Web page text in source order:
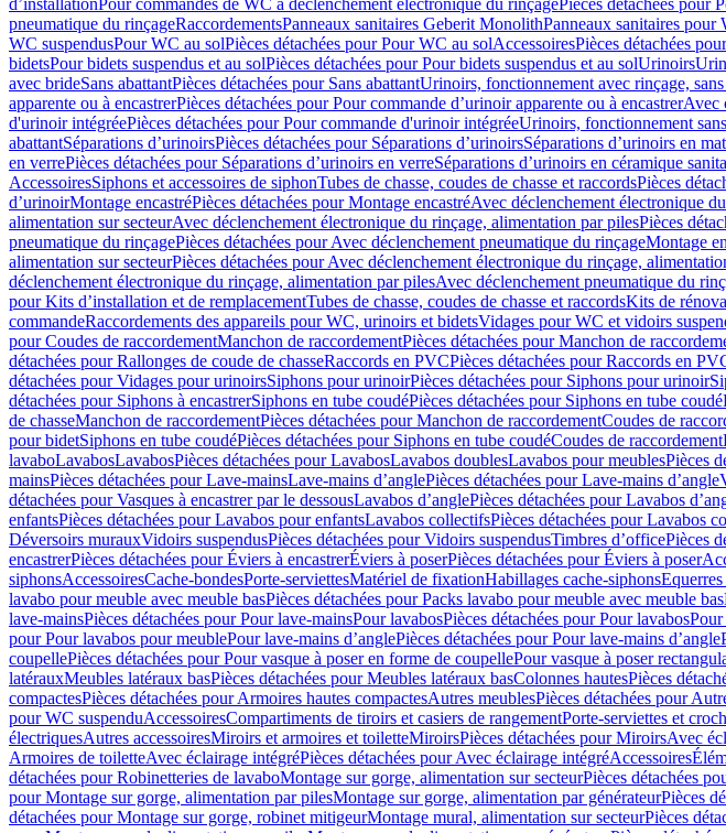
d’installationPour commandes de WC à déclenchement électronique du rinçagePièces détachées pour
pneumatique du rinçageRaccordementsPanneaux sanitaires Geberit MonolithPanneaux sanitaires pour
WC suspendusPour WC au solPièces détachées pour Pour WC au solAccessoiresPièces détachées
bidetsPour bidets suspendus et au solPièces détachées pour Pour bidets suspendus et au solUrinoirs
avec brideSans abattantPièces détachées pour Sans abattantUrinoirs, fonctionnement avec rinçage,
apparente ou à encastrerPièces détachées pour Pour commande d’urinoir apparente ou à encastrerAvec
d'urinoir intégréePièces détachées pour Pour commande d'urinoir intégréeUrinoirs, fonctionnement
abattantSéparations d’urinoirsPièces détachées pour Séparations d’urinoirsSéparations d’urinoirs en
en verrePièces détachées pour Séparations d’urinoirs en verreSéparations d’urinoirs en céramique
AccessoiresSiphons et accessoires de siphonTubes de chasse, coudes de chasse et raccordsPièces
dʼurinoirMontage encastréPièces détachées pour Montage encastréAvec déclenchement électronique
alimentation sur secteurAvec déclenchement électronique du rinçage, alimentation par pilesPièces
pneumatique du rinçagePièces détachées pour Avec déclenchement pneumatique du rinçageMontage
alimentation sur secteurPièces détachées pour Avec déclenchement électronique du rinçage,
déclenchement électronique du rinçage, alimentation par pilesAvec déclenchement pneumatique du
pour Kits d’installation et de remplacementTubes de chasse, coudes de chasse et raccordsKits de
commandeRaccordements des appareils pour WC, urinoirs et bidetsVidages pour WC et vidoirs
pour Coudes de raccordementManchon de raccordementPièces détachées pour Manchon de
détachées pour Rallonges de coude de chasseRaccords en PVCPièces détachées pour Raccords en
détachées pour Vidages pour urinoirsSiphons pour urinoirPièces détachées pour Siphons pour urinoir
détachées pour Siphons à encastrerSiphons en tube coudéPièces détachées pour Siphons en tube coudé
de chasseManchon de raccordementPièces détachées pour Manchon de raccordementCoudes de
pour bidetSiphons en tube coudéPièces détachées pour Siphons en tube coudéCoudes de raccordement
lavaboLavabosLavabosPièces détachées pour LavabosLavabos doublesLavabos pour meublesPièces
mainsPièces détachées pour Lave-mainsLave-mains d’anglePièces détachées pour Lave-mains d’angle
détachées pour Vasques à encastrer par le dessousLavabos d’anglePièces détachées pour Lavabos
enfantsPièces détachées pour Lavabos pour enfantsLavabos collectifsPièces détachées pour Lavabos
Déversoirs murauxVidoirs suspendusPièces détachées pour Vidoirs suspendusTimbres dʼofficePièces
encastrerPièces détachées pour Éviers à encastrerÉviers à poserPièces détachées pour Éviers à poser
siphonsAccessoiresCache-bondesPorte-serviettesMatériel de fixationHabillages cache-siphons
lavabo pour meuble avec meuble basPièces détachées pour Packs lavabo pour meuble avec meuble bas
lave-mainsPièces détachées pour Pour lave-mainsPour lavabosPièces détachées pour Pour lavabosPour
pour Pour lavabos pour meublePour lave-mains d’anglePièces détachées pour Pour lave-mains d’angle
coupellePièces détachées pour Pour vasque à poser en forme de coupellePour vasque à poser
latérauxMeubles latéraux basPièces détachées pour Meubles latéraux basColonnes hautesPièces
compactesPièces détachées pour Armoires hautes compactesAutres meublesPièces détachées pour
pour WC suspenduAccessoiresCompartiments de tiroirs et casiers de rangementPorte-serviettes et
électriquesAutres accessoiresMiroirs et armoires et toiletteMiroirsPièces détachées pour MiroirsAvec
Armoires de toiletteAvec éclairage intégréPièces détachées pour Avec éclairage intégréAccessoires
détachées pour Robinetteries de lavaboMontage sur gorge, alimentation sur secteurPièces détachées
pour Montage sur gorge, alimentation par pilesMontage sur gorge, alimentation par générateurPièces
détachées pour Montage sur gorge, robinet mitigeurMontage mural, alimentation sur secteurPièces